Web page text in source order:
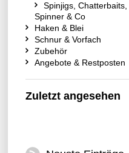
Spinjigs, Chatterbaits,
Spinner & Co
Haken & Blei
Schnur & Vorfach
Zubehör
Angebote & Restposten
Zuletzt angesehen